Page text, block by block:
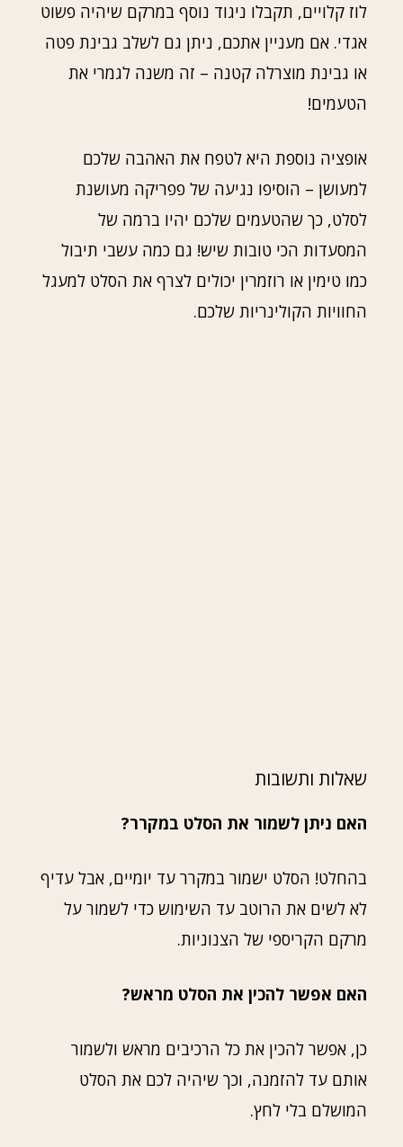
לוז קלויים, תקבלו ניגוד נוסף במרקם שיהיה פשוט
אגדי. אם מעניין אתכם, ניתן גם לשלב גבינת פטה
או גבינת מוצרלה קטנה – זה משנה לגמרי את
הטעמים!
אופציה נוספת היא לטפח את האהבה שלכם
למעושן – הוסיפו נגיעה של פפריקה מעושנת
לסלט, כך שהטעמים שלכם יהיו ברמה של
המסעדות הכי טובות שיש! גם כמה עשבי תיבול
כמו טימין או רוזמרין יכולים לצרף את הסלט למעגל
החוויות הקולינריות שלכם.
שאלות ותשובות
האם ניתן לשמור את הסלט במקרר?
בהחלט! הסלט ישמור במקרר עד יומיים, אבל עדיף
לא לשים את הרוטב עד השימוש כדי לשמור על
מרקם הקריספי של הצנוניות.
האם אפשר להכין את הסלט מראש?
כן, אפשר להכין את כל הרכיבים מראש ולשמור
אותם עד להזמנה, וכך שיהיה לכם את הסלט
המושלם בלי לחץ.